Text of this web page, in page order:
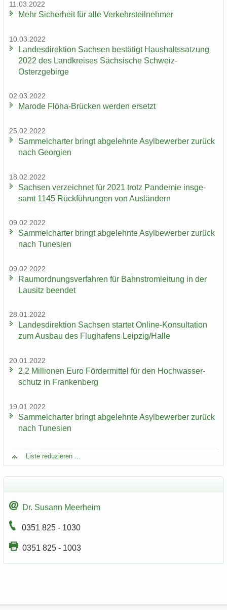
11.03.2022
Mehr Si­cher­heit für alle Ver­kehrs­teil­neh­mer
10.03.2022
Lan­des­di­rek­ti­on Sach­sen be­stä­tigt Haus­halts­sat­zung
2022 des Land­krei­ses Säch­si­sche Schweiz-​
Osterzgebirge
02.03.2022
Ma­ro­de Flöha-​Brücken wer­den er­setzt
25.02.2022
Sam­mel­char­ter bringt ab­ge­lehn­te Asyl­be­wer­ber zu­rück
nach Ge­or­gi­en
18.02.2022
Sach­sen ver­zeich­net für 2021 trotz Pan­de­mie ins­ge­
samt 1145 Rück­füh­run­gen von Aus­län­dern
09.02.2022
Sam­mel­char­ter bringt ab­ge­lehn­te Asyl­be­wer­ber zu­rück
nach Tu­ne­si­en
09.02.2022
Raum­ord­nungs­ver­fah­ren für Bahn­strom­lei­tung in der
Lau­sitz be­en­det
28.01.2022
Lan­des­di­rek­ti­on Sach­sen star­tet Online-​Konsultation
zum Aus­bau des Flug­ha­fens Leip­zig/Halle
20.01.2022
2,2 Mil­lio­nen Euro För­der­mit­tel für den Hoch­was­ser­
schutz in Fran­ken­berg
19.01.2022
Sam­mel­char­ter bringt ab­ge­lehn­te Asyl­be­wer­ber zu­rück
nach Tu­ne­si­en
Liste re­du­zie­ren ...
Dr. Su­sann Meer­heim
0351 825 - 1030
0351 825 - 1003